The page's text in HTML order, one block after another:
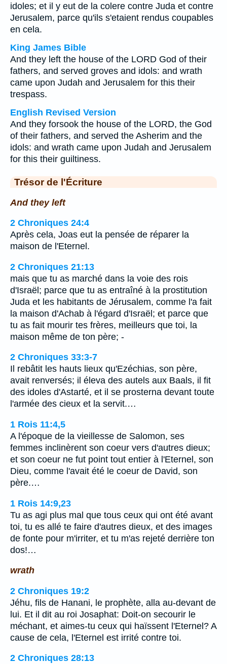
idoles; et il y eut de la colere contre Juda et contre
Jerusalem, parce qu'ils s'etaient rendus coupables
en cela.
King James Bible
And they left the house of the LORD God of their
fathers, and served groves and idols: and wrath
came upon Judah and Jerusalem for this their
trespass.
English Revised Version
And they forsook the house of the LORD, the God
of their fathers, and served the Asherim and the
idols: and wrath came upon Judah and Jerusalem
for this their guiltiness.
Trésor de l'Écriture
And they left
2 Chroniques 24:4
Après cela, Joas eut la pensée de réparer la
maison de l'Eternel.
2 Chroniques 21:13
mais que tu as marché dans la voie des rois
d'Israël; parce que tu as entraîné à la prostitution
Juda et les habitants de Jérusalem, comme l'a fait
la maison d'Achab à l'égard d'Israël; et parce que
tu as fait mourir tes frères, meilleurs que toi, la
maison même de ton père; -
2 Chroniques 33:3-7
Il rebâtit les hauts lieux qu'Ezéchias, son père,
avait renversés; il éleva des autels aux Baals, il fit
des idoles d'Astarté, et il se prosterna devant toute
l'armée des cieux et la servit.…
1 Rois 11:4,5
A l'époque de la vieillesse de Salomon, ses
femmes inclinèrent son coeur vers d'autres dieux;
et son coeur ne fut point tout entier à l'Eternel, son
Dieu, comme l'avait été le coeur de David, son
père.…
1 Rois 14:9,23
Tu as agi plus mal que tous ceux qui ont été avant
toi, tu es allé te faire d'autres dieux, et des images
de fonte pour m'irriter, et tu m'as rejeté derrière ton
dos!…
wrath
2 Chroniques 19:2
Jéhu, fils de Hanani, le prophète, alla au-devant de
lui. Et il dit au roi Josaphat: Doit-on secourir le
méchant, et aimes-tu ceux qui haïssent l'Eternel? A
cause de cela, l'Eternel est irrité contre toi.
2 Chroniques 28:13